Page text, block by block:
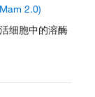
2.0)
细胞中的溶酶